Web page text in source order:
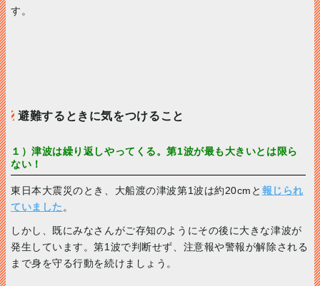
す。
避難するときに気をつけること
１）津波は繰り返しやってくる。第1波が最も大きいとは限ら
ない！
東日本大震災のとき、大船渡の津波第1波は約20cmと 報じられ
ていました。
しかし、既にみなさんがご存知のようにその後に大きな津波が
発生しています。第1波で判断せず、注意報や警報が解除される
まで身を守る行動を続けましょう。